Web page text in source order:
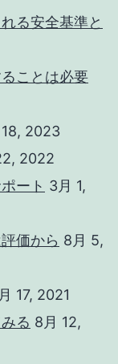
る安全基準と
ことは必要
18, 2023
2022
ート 3月 1,
価から 8月 5,
17, 2021
る 8月 12,